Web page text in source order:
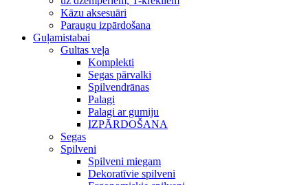
Kāzu aksesuāri
Paraugu izpārdošana
Guļamistabai
Gultas veļa
Komplekti
Segas pārvalki
Spilvendrānas
Palagi
Palagi ar gumiju
IZPĀRDOŠANA
Segas
Spilveni
Spilveni miegam
Dekoratīvie spilveni